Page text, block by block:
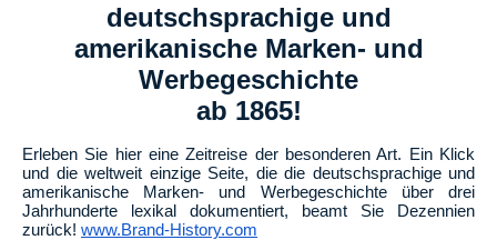
deutschsprachige und
amerikanische Marken- und
Werbegeschichte
ab 1865!
Erleben Sie hier eine Zeitreise der besonderen Art. Ein Klick
und die weltweit einzige Seite, die die deutschsprachige und
amerikanische Marken- und Werbegeschichte über drei
Jahrhunderte lexikal dokumentiert, beamt Sie Dezennien
zurück! www.Brand-History.com